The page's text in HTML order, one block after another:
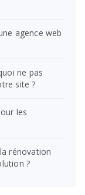
agence web
ne pas
site ?
les
rénovation
?